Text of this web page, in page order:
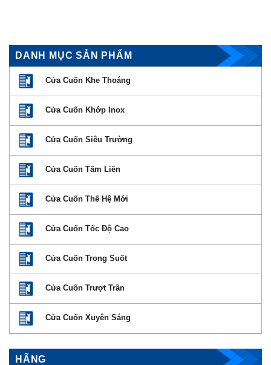
DANH MỤC SẢN PHẨM
Cửa Cuốn Khe Thoáng
Cửa Cuốn Khớp Inox
Cửa Cuốn Siêu Trường
Cửa Cuốn Tấm Liền
Cửa Cuốn Thế Hệ Mới
Cửa Cuốn Tốc Độ Cao
Cửa Cuốn Trong Suốt
Cửa Cuốn Trượt Trần
Cửa Cuốn Xuyên Sáng
HÃNG